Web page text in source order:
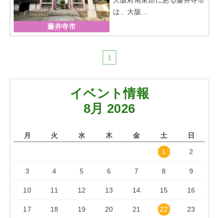
おすすめガイド
「らくうぇる。」は⼤阪 南河内の地域密着型ポータルサ
▲メニューを閉じる
藤井寺市
は、大阪...
1
イベント情報
8月 2026
月 火 水 木 金 土 日
1 2
3 4 5 6 7 8 9
10 11 12 13 14 15 16
17 18 19 20 21 22 23